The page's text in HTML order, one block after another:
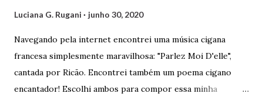
Luciana G. Rugani junho 30, 2020
Navegando pela internet encontrei uma música cigana
francesa simplesmente maravilhosa: "Parlez Moi D'elle",
cantada por Ricão. Encontrei também um poema cigano
encantador! Escolhi ambos para compor essa minha